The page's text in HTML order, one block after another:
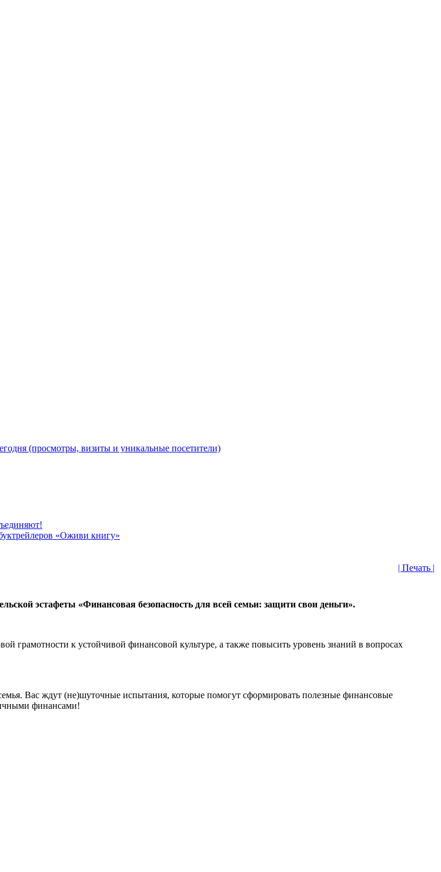
«Оживи книгу»
| Печать |
эстафеты «Финансовая безопасность для всей семьи: защити свои деньги».
грамотности к устойчивой финансовой культуре, а также повысить уровень знаний в вопросах
Вас ждут (не)шуточные испытания, которые помогут сформировать полезные финансовые
финансами!